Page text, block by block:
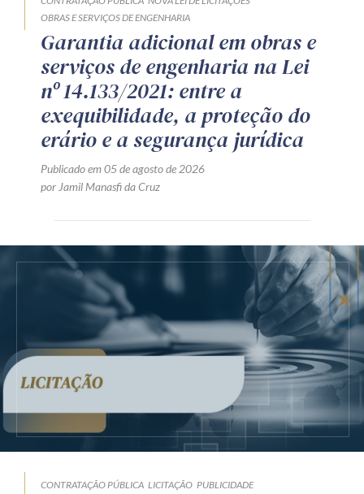
OBRAS E SERVIÇOS DE ENGENHARIA
Garantia adicional em obras e
serviços de engenharia na Lei
nº 14.133/2021: entre a
exequibilidade, a proteção do
erário e a segurança jurídica
Publicado em 05 de agosto de 2026
por Jamil Manasfi da Cruz
CONTRATAÇÃO PÚBLICA LICITAÇÃO PUBLICIDADE